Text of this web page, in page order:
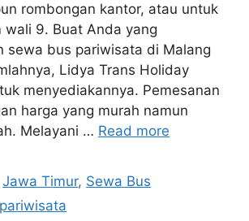
rombongan kantor, atau untuk
wali 9. Buat Anda yang
sewa bus pariwisata di Malang
Lidya Trans Holiday
menyediakannya. Pemesanan
harga yang murah namun
Melayani … Read more
Jawa Timur, Sewa Bus